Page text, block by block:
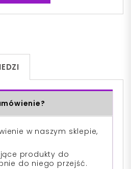
w naszym sklepie,
produkty do
do niego przejść.